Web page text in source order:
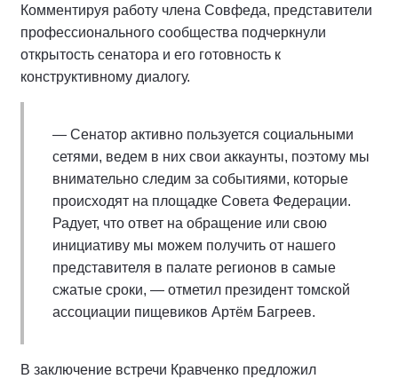
Комментируя работу члена Совфеда, представители
профессионального сообщества подчеркнули
открытость сенатора и его готовность к
конструктивному диалогу.
— Сенатор активно пользуется социальными
сетями, ведем в них свои аккаунты, поэтому мы
внимательно следим за событиями, которые
происходят на площадке Совета Федерации.
Радует, что ответ на обращение или свою
инициативу мы можем получить от нашего
представителя в палате регионов в самые
сжатые сроки, — отметил президент томской
ассоциации пищевиков Артём Багреев.
В заключение встречи Кравченко предложил